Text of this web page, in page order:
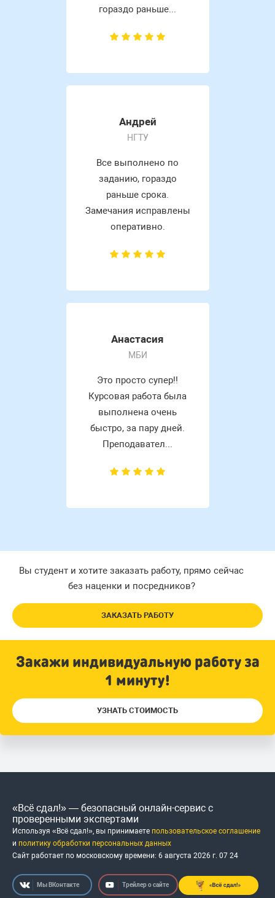
гораздо раньше...
Андрей
НГТУ
Все выполнено по
заданию, гораздо
раньше срока.
Замечания исправлены
оперативно.
Анастасия
МБИ
Это просто супер!!
Курсовая работа была
выполнена очень
быстро, за пару дней.
Преподавател...
Вы студент и хотите заказать работу, прямо сейчас
без наценки и посредников?
ЗАКАЗАТЬ РАБОТУ
Закажи индивидуальную работу за
1 минуту!
УЗНАТЬ СТОИМОСТЬ
«Всё сдал!» — безопасный онлайн-сервис с
проверенными экспертами
Используя «Всё сдал!», вы принимаете пользовательское соглашение
и политику обработки персональных данных
Сайт работает по московскому времени: 6 августа 2026 г. 07 24
Мы ВКонтакте Трейлер о сайте